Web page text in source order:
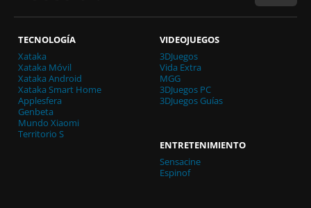
TECNOLOGÍA
Xataka
Xataka Móvil
Xataka Android
Xataka Smart Home
Applesfera
Genbeta
Mundo Xiaomi
Territorio S
VIDEOJUEGOS
3DJuegos
Vida Extra
MGG
3DJuegos PC
3DJuegos Guías
ENTRETENIMIENTO
Sensacine
Espinof